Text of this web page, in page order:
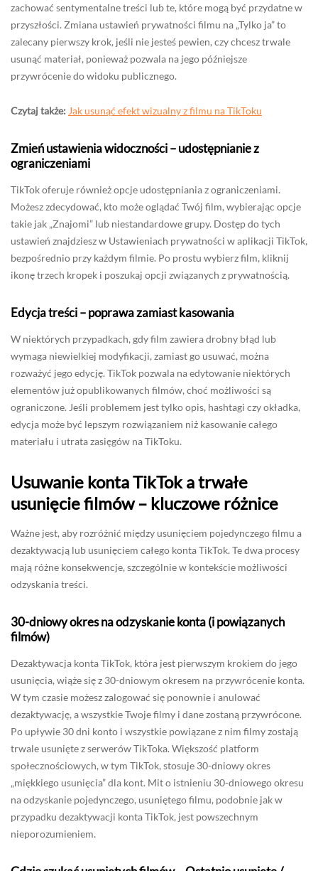
zachować sentymentalne treści lub te, które mogą być przydatne w
przyszłości. Zmiana ustawień prywatności filmu na „Tylko ja” to
zalecany pierwszy krok, jeśli nie jesteś pewien, czy chcesz trwale
usunąć materiał, ponieważ pozwala na jego późniejsze
przywrócenie do widoku publicznego.
Czytaj także: Jak usunąć efekt wizualny z filmu na TikToku
Zmień ustawienia widoczności – udostępnianie z
ograniczeniami
TikTok oferuje również opcje udostępniania z ograniczeniami.
Możesz zdecydować, kto może oglądać Twój film, wybierając opcje
takie jak „Znajomi” lub niestandardowe grupy. Dostęp do tych
ustawień znajdziesz w Ustawieniach prywatności w aplikacji TikTok,
bezpośrednio przy każdym filmie. Po prostu wybierz film, kliknij
ikonę trzech kropek i poszukaj opcji związanych z prywatnością.
Edycja treści – poprawa zamiast kasowania
W niektórych przypadkach, gdy film zawiera drobny błąd lub
wymaga niewielkiej modyfikacji, zamiast go usuwać, można
rozważyć jego edycję. TikTok pozwala na edytowanie niektórych
elementów już opublikowanych filmów, choć możliwości są
ograniczone. Jeśli problemem jest tylko opis, hashtagi czy okładka,
edycja może być lepszym rozwiązaniem niż kasowanie całego
materiału i utrata zasięgów na TikToku.
Usuwanie konta TikTok a trwałe
usunięcie filmów – kluczowe różnice
Ważne jest, aby rozróżnić między usunięciem pojedynczego filmu a
dezaktywacją lub usunięciem całego konta TikTok. Te dwa procesy
mają różne konsekwencje, szczególnie w kontekście możliwości
odzyskania treści.
30-dniowy okres na odzyskanie konta (i powiązanych
filmów)
Dezaktywacja konta TikTok, która jest pierwszym krokiem do jego
usunięcia, wiąże się z 30-dniowym okresem na przywrócenie konta.
W tym czasie możesz zalogować się ponownie i anulować
dezaktywację, a wszystkie Twoje filmy i dane zostaną przywrócone.
Po upływie 30 dni konto i wszystkie powiązane z nim filmy zostają
trwale usunięte z serwerów TikToka. Większość platform
społecznościowych, w tym TikTok, stosuje 30-dniowy okres
„miękkiego usunięcia” dla kont. Mit o istnieniu 30-dniowego okresu
na odzyskanie pojedynczego, usuniętego filmu, podobnie jak w
przypadku dezaktywacji konta TikTok, jest powszechnym
nieporozumieniem.